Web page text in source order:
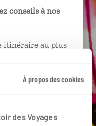
À propos des cookies
des Voyages
conseils à nos
itinéraire au plus
depuis nos studios
aussi par email ou
avant,